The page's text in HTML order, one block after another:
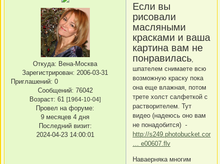
Откуда: Вена-Москва
Зарегистрирован: 2006-03-31
Приглашений: 0
Сообщений: 76042
Возраст: 61 [1964-10-04]
Провел на форуме:
9 месяцев 4 дня
Последний визит:
2024-04-23 14:00:01
Если вы
рисовали
масляными
красками и ваша
картина вам не
понравилась
шпателем снимаете всю
возможную краску пока
она еще влажная, потом
трете холст салфеткой с
растворителем. Тут
видео (надеюсь оно вам
не понадобится) -
http://s249.photobucket.com/
… e00607.flv
Наваерняка многим